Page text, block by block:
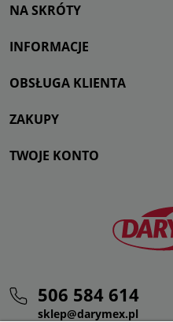
NA SKRÓTY
INFORMACJE
OBSŁUGA KLIENTA
ZAKUPY
TWOJE KONTO
506 584 614
sklep@darymex.pl